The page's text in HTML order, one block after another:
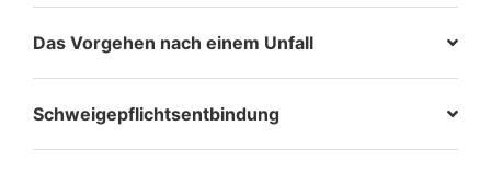
Das Vorgehen nach einem Unfall
Schweigepflichtsentbindung